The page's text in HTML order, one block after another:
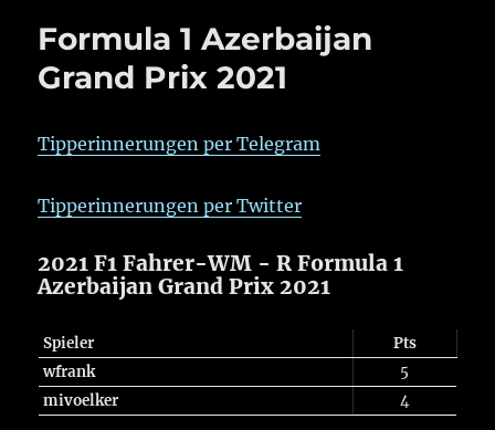
Formula 1 Azerbaijan
Grand Prix 2021
Tipperinnerungen per Telegram
Tipperinnerungen per Twitter
2021 F1 Fahrer-WM - R Formula 1
Azerbaijan Grand Prix 2021
Spieler
Pts
wfrank
5
mivoelker
4